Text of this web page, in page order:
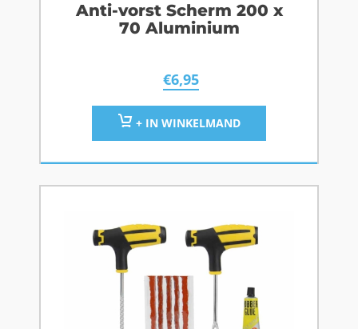
Anti-vorst Scherm 200 x
70 Aluminium
€6,95
+ IN WINKELMAND